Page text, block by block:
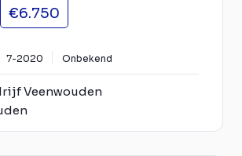
€6.750
7-2020 Onbekend
Veenwouden